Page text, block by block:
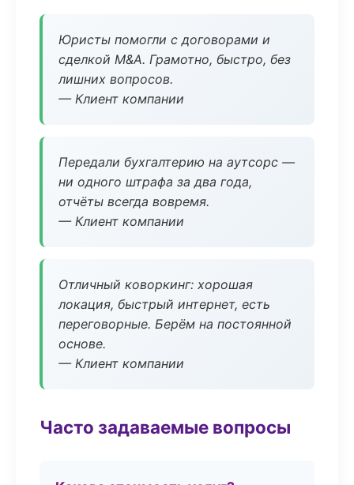
Юристы помогли с договорами и
сделкой M&A. Грамотно, быстро, без
лишних вопросов.
— Клиент компании
Передали бухгалтерию на аутсорс —
ни одного штрафа за два года,
отчёты всегда вовремя.
— Клиент компании
Отличный коворкинг: хорошая
локация, быстрый интернет, есть
переговорные. Берём на постоянной
основе.
— Клиент компании
Часто задаваемые вопросы